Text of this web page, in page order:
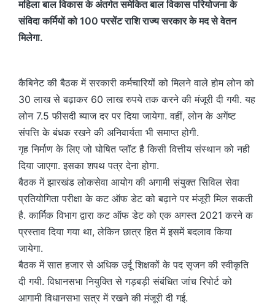
महिला बाल विकास के अंतर्गत समेकित बाल विकास परियोजना के
संविदा कर्मियों को 100 परसेंट राशि राज्य सरकार के मद से वेतन
मिलेगा.
कैबिनेट की बैठक में सरकारी कर्मचारियों को मिलने वाले होम लोन को
30 लाख से बढ़ाकर 60 लाख रुपये तक करने की मंजूरी दी गयी. यह
लोन 7.5 फीसदी ब्याज दर पर दिया जायेगा. वहीं, लोन के अगेंष्ट
संपत्ति के बंधक रखने की अनिवार्यता भी समाप्त होगी.
गृह निर्माण के लिए जो घोषित प्लॉट है किसी वित्तीय संस्थान को नही
दिया जाएगा. इसका शपथ पत्र देना होगा.
बैठक में झारखंड लोकसेवा आयोग की अगामी संयुक्त सिविल सेवा
प्रतियोगिता परीक्षा के कट ऑफ डेट को बढ़ाने पर मंजूरी मिल सकती
है. कार्मिक विभाग द्वारा कट ऑफ डेट को एक अगस्त 2021 करने क
प्रस्ताव दिया गया था, लेकिन छात्र हित में इसमें बदलाव किया
जायेगा.
बैठक में सात हजार से अधिक उर्दू शिक्षकों के पद सृजन की स्वीकृति
दी गयी. विधानसभा नियुक्ति से गड़बड़ी संबंधित जांच रिपोर्ट को
आगामी विधानसभा सत्र में रखने की मंजूरी दी गई.